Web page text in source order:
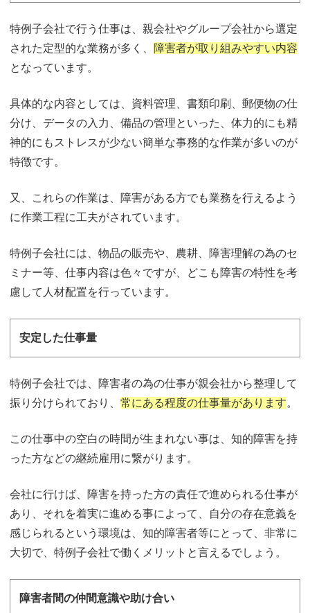
特例子会社で行う仕事は、親会社やグループ会社から選定
された定型的な業務が多く、 障害者が取り組みやすい内容
となっています。
具体的な内容としては、資料管理、書類印刷、郵便物の仕
分け、データの入力、備品の管理といった、体力的にも精
神的にもストレスが少ない簡単な事務的な作業が多いのが
特徴です。
又、これらの作業は、障害がある方でも業務を行えるよう
に作業工程に工夫がされています。
特例子会社には、物品の販売や、農耕、障害理解の為のセ
ミナー等、仕事内容は色々ですが、どこも障害の特性を考
慮して人材配置を行っています。
安定した仕事量
特例子会社では、障害者の為の仕事が親会社から整理して
振り分けられており、常にある程度の仕事量があります。
この仕事中の空白の時間が生まれない事は、知的障害を持
った方などの継続雇用に繋がります。
会社に行けば、障害を持った方の責任で進められる仕事が
あり、それを着実に進める事によって、自分の存在意義を
感じられるという環境は、知的障害者等にとって、非常に
大切で、特例子会社で働くメリットと言えるでしょう。
障害者間の仲間意識や助け合い